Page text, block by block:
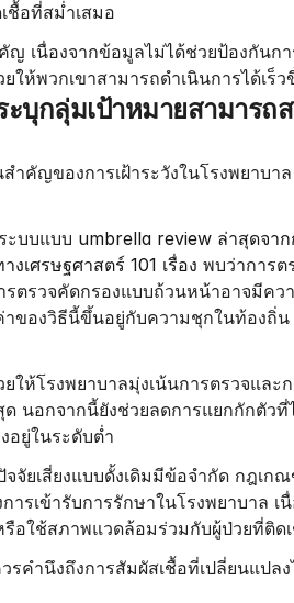
ชื้อที่สม่ำเสมอ
เนื่องจากข้อมูลไม่ได้ช่วยป้องกันก
ให้พวกเขาสามารถดำเนินการได้เร็
บุกลุ่มเป้าหมายสามารถ
ำคัญของการเฝ้าระวังในโรงพยาบ
ะบบแบบ umbrella review ล่าสุดจา
งเศรษฐศาสตร์ 101 เรื่อง พบว่าการต
ตรวจคัดกรองแบบถ้วนหน้าอาจมีคว
ของวิธีนี้ขึ้นอยู่กับความชุกในท้องถิ่น
ให้โรงพยาบาลมุ่งเน้นการตรวจแล
นอกจากนี้ยังช่วยลดการแยกกักตัวที่
อยู่ในระดับต่ำ
จจัยเสี่ยงแบบดั้งเดิมมีข้อจำกัด กฎเ
ารเข้ารับการรักษาในโรงพยาบาล เ
อใช้สภาพแวดล้อมร่วมกับผู้ป่วยที่ติด
รคำนึงถึงการสัมผัสเชื้อที่เปลี่ยนแปล